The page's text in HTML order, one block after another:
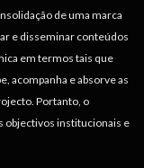
de uma marca
e disseminar conteúdos
em termos tais que
acompanha e absorve as
Portanto, o
objectivos institucionais e